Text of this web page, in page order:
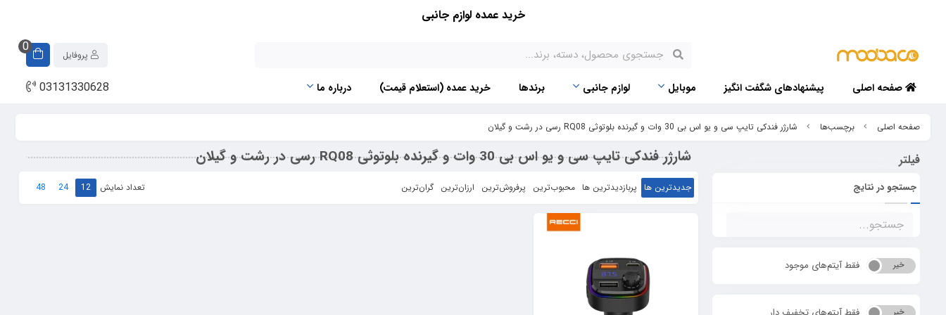
خرید عمده لوازم جانبی
0
صفحه اصلی پیشنهادهای شگفت انگیز موبایل لوازم جانبی برندها خرید عمده (استعلام قیمت) درباره ما 03131330628
صفحه اصلی برچسب‌ها شارژر فندکی تایپ سی و یو اس بی 30 وات و گیرنده بلوتوثی RQ08 رسی در رشت و گیلان
فیلتر
جستجو در نتایج
بله خیر فقط آیتم‌های موجود
بله خیر
شارژر فندکی تایپ سی و یو اس بی 30 وات و گیرنده بلوتوثی RQ08 رسی در رشت و گیلان
جدیدترین ها پربازدیدترین ها محبوب‌‌ترین پرفروش‌ترین ارزان‌ترین گران‌ترین تعداد نمایش 12
24
48